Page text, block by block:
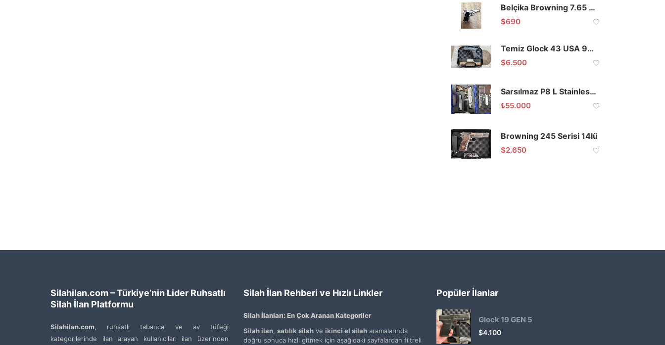
Belçika Browning 7.65 Orijinal Kamu Görevlisinden
$690
Temiz Glock 43 USA 9mm
$6.500
Sarsılmaz P8 L Stainless Steel Mat
₺55.000
Browning 245 Serisi 14lü
$2.650
Silahilan.com – Türkiye’nin Lider Ruhsatlı
Silah İlan Platformu
Silahilan.com, ruhsatlı tabanca ve av tüfeği
kategorilerinde ilan arayan kullanıcıları ilan üzerinden
Silah İlan Rehberi ve Hızlı Linkler
Silah İlanları: En Çok Aranan Kategoriler
Silah ilan satılık silah ve ikinci el silah aramalarında
doğru sonuca hızlı gitmek için aşağıdaki sayfalardan filtreli
Popüler İlanlar
Glock 19 GEN 5
$4.100